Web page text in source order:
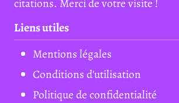
Liens utiles
Mentions légales
Conditions d'utilisation
Politique de confidentialité